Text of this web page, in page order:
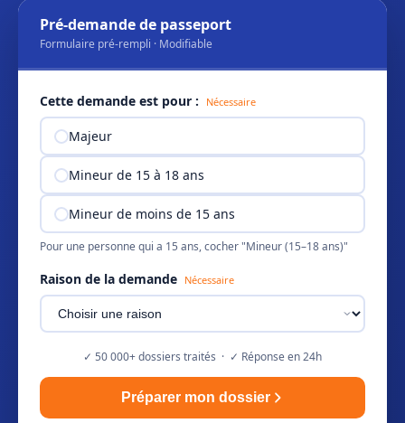
Pré-demande de passeport
Formulaire pré-rempli · Modifiable
Cette demande est pour : Nécessaire
Majeur
Mineur de 15 à 18 ans
Mineur de moins de 15 ans
Pour une personne qui a 15 ans, cocher "Mineur (15–18 ans)"
Raison de la demande Nécessaire
✓ 50 000+ dossiers traités · ✓ Réponse en 24h
Préparer mon dossier